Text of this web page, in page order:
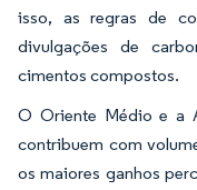
isso, as regras de
divulgações de
cimentos compostos.
O Oriente Médio e a
contribuem com
os maiores ganhos